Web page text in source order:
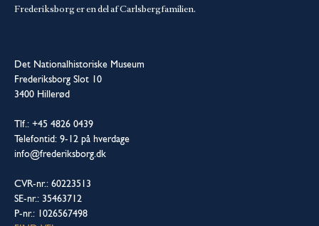
Frederiksborg er en del af Carlsbergfamilien.
Det Nationalhistoriske Museum
Frederiksborg Slot 10
3400 Hillerød
Tlf.: +45 4826 0439
Telefontid: 9-12 på hverdage
info@frederiksborg.dk
CVR-nr.: 60223513
SE-nr.: 35463712
P-nr.: 1026567498